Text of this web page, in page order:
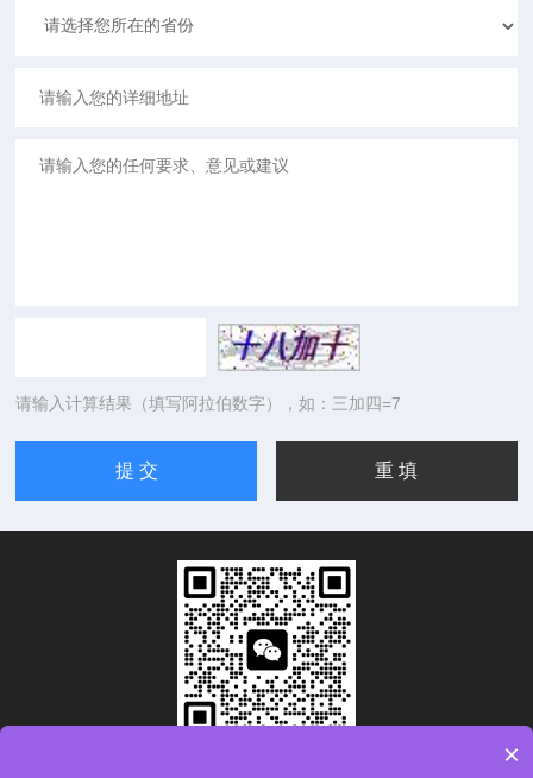
请输入计算结果（填写阿拉伯数字），如：三加四=7
×